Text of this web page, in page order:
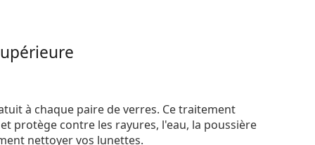
à chaque paire de verres. Ce traitement
protège contre les rayures, l'eau, la poussière
nettoyer vos lunettes.